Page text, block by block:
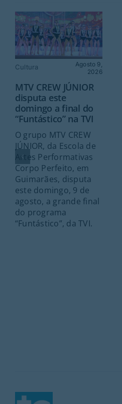
Cultura
Agosto 9,
2026
MTV CREW JÚNIOR
disputa este
domingo a final do
“Funtástico” na TVI
O grupo MTV CREW
JÚNIOR, da Escola de
Artes Performativas
Corpo Perfeito, em
Guimarães, disputa
este domingo, 9 de
agosto, a grande final
do programa
“Funtástico”, da TVI.